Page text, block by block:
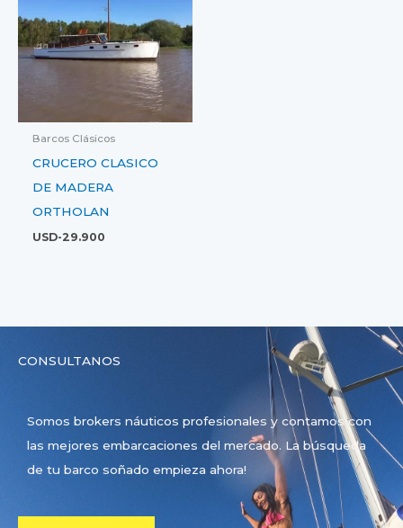
Barcos Clásicos
CRUCERO CLASICO
DE MADERA
ORTHOLAN
USD-29.900
CONSULTANOS
Somos brokers náuticos profesionales y contamos con
las mejores embarcaciones del mercado. La búsqueda
de tu barco soñado empieza ahora!